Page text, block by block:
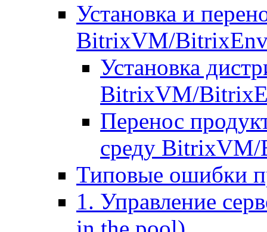
Установка и
BitrixVM/
Установка
BitrixVM/
Перенос
среду
Типовые ошибки
1. Управление